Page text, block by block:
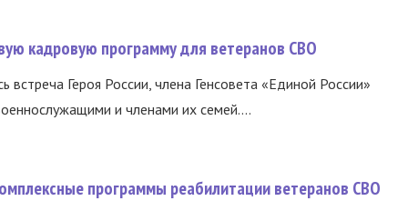
кадровую программу для ветеранов СВО
встреча Героя России, члена Генсовета «Единой России»
и членами их семей....
программы реабилитации ветеранов СВО